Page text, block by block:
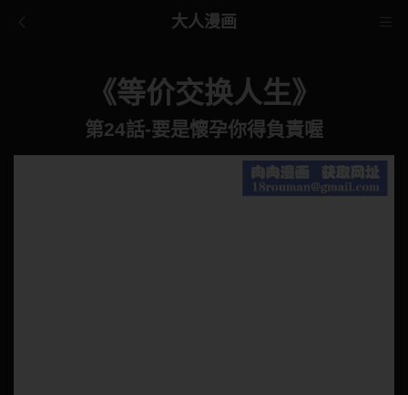
大人漫画
《等价交换人生》
第24話-要是懷孕你得負責喔